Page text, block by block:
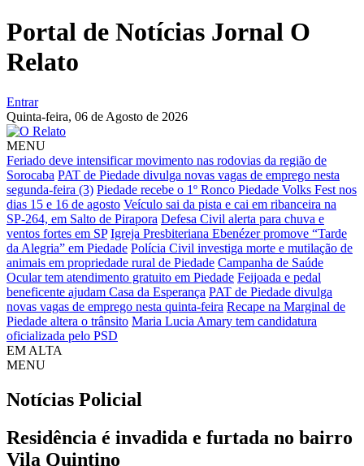
Portal de Notícias Jornal O
Relato
Entrar
Quinta-feira, 06 de Agosto de 2026
MENU
Feriado deve intensificar movimento nas rodovias da região de
Sorocaba PAT de Piedade divulga novas vagas de emprego nesta
segunda-feira (3) Piedade recebe o 1º Ronco Piedade Volks Fest nos
dias 15 e 16 de agosto Veículo sai da pista e cai em ribanceira na
SP-264, em Salto de Pirapora Defesa Civil alerta para chuva e
ventos fortes em SP Igreja Presbiteriana Ebenézer promove “Tarde
da Alegria” em Piedade Polícia Civil investiga morte e mutilação de
animais em propriedade rural de Piedade Campanha de Saúde
Ocular tem atendimento gratuito em Piedade Feijoada e pedal
beneficente ajudam Casa da Esperança PAT de Piedade divulga
novas vagas de emprego nesta quinta-feira Recape na Marginal de
Piedade altera o trânsito Maria Lucia Amary tem candidatura
oficializada pelo PSD
EM ALTA
MENU
Notícias Policial
Residência é invadida e furtada no bairro
Vila Quintino